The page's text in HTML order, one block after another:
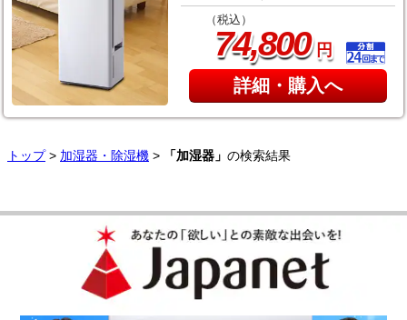
（税込）
74,800円
詳細・購入へ
トップ> 加湿器・除湿機 > 「加湿器」 の検索結果